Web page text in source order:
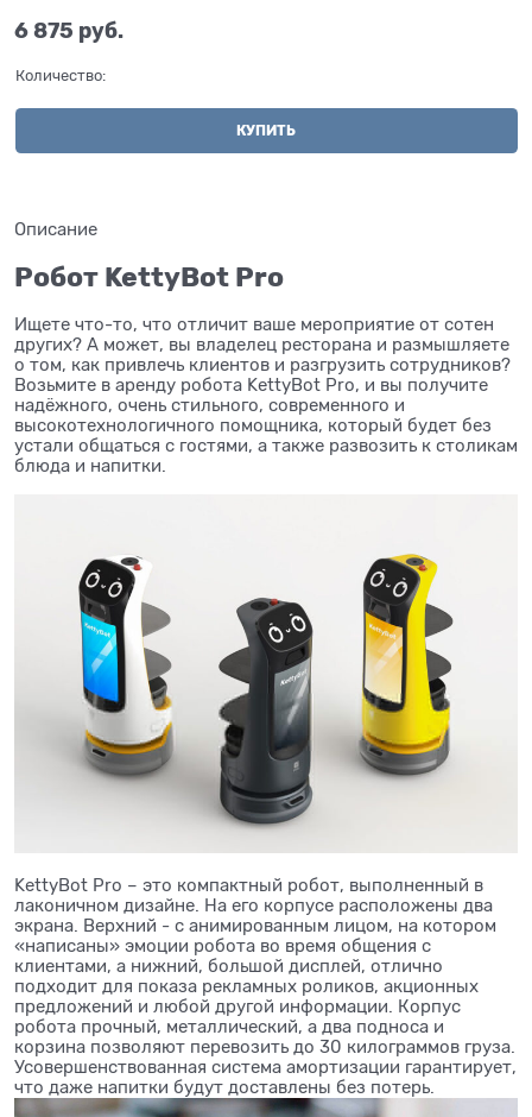
6 875 руб.
Количество:
КУПИТЬ
Описание
Робот KettyBot Pro
Ищете что-то, что отличит ваше мероприятие от сотен
других? А может, вы владелец ресторана и размышляете
о том, как привлечь клиентов и разгрузить сотрудников?
Возьмите в аренду робота KettyBot Pro, и вы получите
надёжного, очень стильного, современного и
высокотехнологичного помощника, который будет без
устали общаться с гостями, а также развозить к столикам
блюда и напитки.
KettyBot Pro – это компактный робот, выполненный в
лаконичном дизайне. На его корпусе расположены два
экрана. Верхний - с анимированным лицом, на котором
«написаны» эмоции робота во время общения с
клиентами, а нижний, большой дисплей, отлично
подходит для показа рекламных роликов, акционных
предложений и любой другой информации. Корпус
робота прочный, металлический, а два подноса и
корзина позволяют перевозить до 30 килограммов груза.
Усовершенствованная система амортизации гарантирует,
что даже напитки будут доставлены без потерь.